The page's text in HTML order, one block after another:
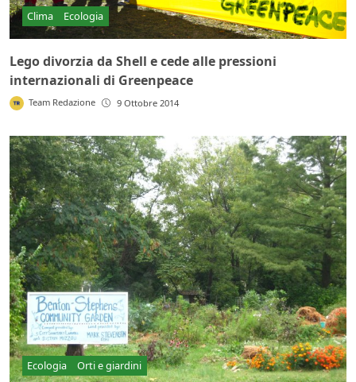
Clima Ecologia
Lego divorzia da Shell e cede alle pressioni
internazionali di Greenpeace
Team Redazione 9 Ottobre 2014
Ecologia Orti e giardini